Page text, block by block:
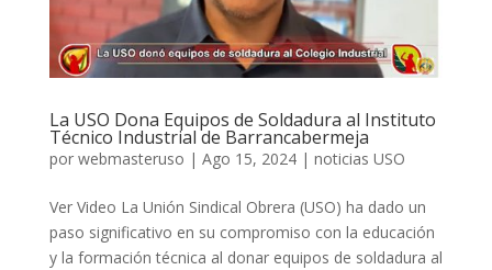
La USO Dona Equipos de Soldadura al Instituto
Técnico Industrial de Barrancabermeja
por webmasteruso | Ago 15, 2024| noticias USO
Ver Video La Unión Sindical Obrera (USO) ha dado un
paso significativo en su compromiso con la educación
y la formación técnica al donar equipos de soldadura al